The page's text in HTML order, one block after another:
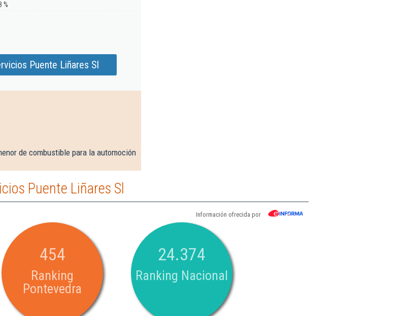
%
Puente Liñares Sl
de combustible para la automoción
Puente Liñares Sl
Información ofrecida por
454
Ranking
Pontevedra
24.374
Ranking Nacional